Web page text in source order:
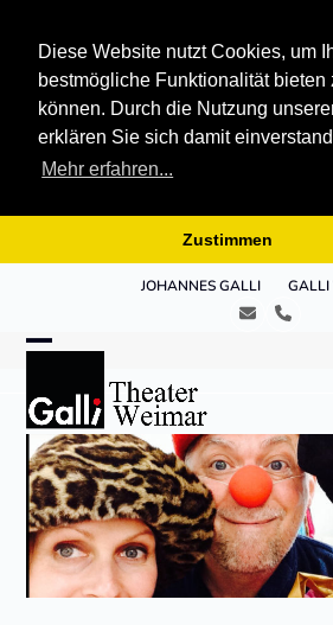
Diese Website nutzt Cookies, um
bestmögliche Funktionalität bieten
können. Durch die Nutzung
erklären Sie sich damit
Mehr erfahren...
Zustimmen
JOHANNES GALLI GALLI
E- Telefon
mobile
menu
mobile
menu